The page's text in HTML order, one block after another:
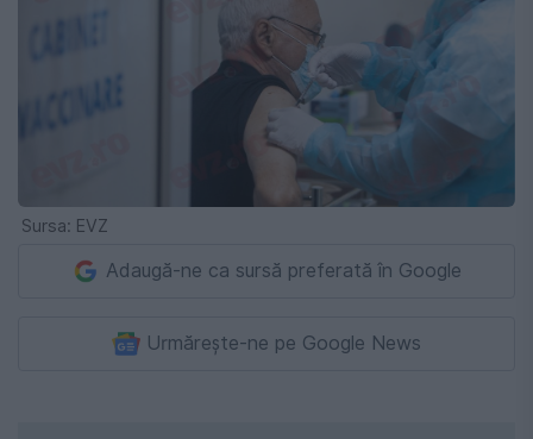
Sursa: EVZ
Adaugă-ne ca sursă preferată în Google
Urmărește-ne pe Google News